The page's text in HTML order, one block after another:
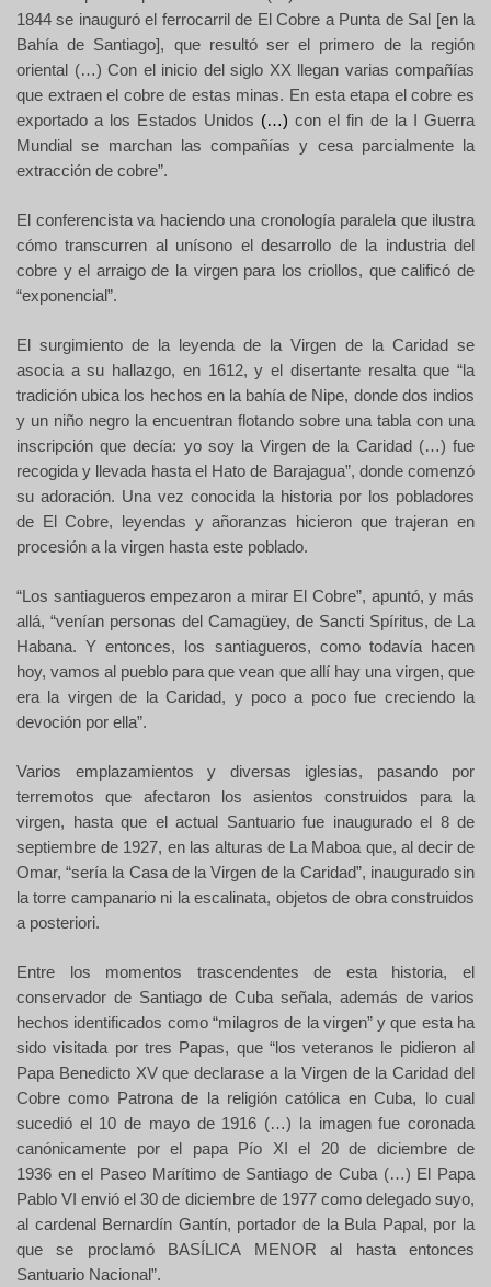
1844 se inauguró el ferrocarril de El Cobre a Punta de Sal [en la
Bahía de Santiago], que resultó ser el primero de la región
oriental (…) Con el inicio del siglo XX llegan varias compañías
que extraen el cobre de estas minas. En esta etapa el cobre es
exportado a los Estados Unidos (…)con el fin de la I Guerra
Mundial se marchan las compañías y cesa parcialmente la
extracción de cobre”.
El conferencista va haciendo una cronología paralela que ilustra
cómo transcurren al unísono el desarrollo de la industria del
cobre y el arraigo de la virgen para los criollos, que calificó de
“exponencial”.
El surgimiento de la leyenda de la Virgen de la Caridad se
asocia a su hallazgo, en 1612, y el disertante resalta que “la
tradición ubica los hechos en la bahía de Nipe, donde dos indios
y un niño negro la encuentran flotando sobre una tabla con una
inscripción que decía: yo soy la Virgen de la Caridad (…) fue
recogida y llevada hasta el Hato de Barajagua”, donde comenzó
su adoración. Una vez conocida la historia por los pobladores
de El Cobre, leyendas y añoranzas hicieron que trajeran en
procesión a la virgen hasta este poblado.
“Los santiagueros empezaron a mirar El Cobre”, apuntó, y más
allá, “venían personas del Camagüey, de Sancti Spíritus, de La
Habana. Y entonces, los santiagueros, como todavía hacen
hoy, vamos al pueblo para que vean que allí hay una virgen, que
era la virgen de la Caridad, y poco a poco fue creciendo la
devoción por ella”.
Varios emplazamientos y diversas iglesias, pasando por
terremotos que afectaron los asientos construidos para la
virgen, hasta que el actual Santuario fue inaugurado el 8 de
septiembre de 1927, en las alturas de La Maboa que, al decir de
Omar, “sería la Casa de la Virgen de la Caridad”, inaugurado sin
la torre campanario ni la escalinata, objetos de obra construidos
a posteriori.
Entre los momentos trascendentes de esta historia, el
conservador de Santiago de Cuba señala, además de varios
hechos identificados como “milagros de la virgen”y que esta ha
sido visitada por tres Papas, que “los veteranos le pidieron al
Papa Benedicto XV que declarase a la Virgen de la Caridad del
Cobre como Patrona de la religión católica enCuba, lo cual
sucedió el 10 de mayo de 1916 (…) la imagen fue coronada
canónicamente por el papa Pío XI el 20 de diciembre de
1936 en el Paseo Marítimo de Santiago de Cuba (…) El Papa
Pablo VI envió el 30 de diciembre de 1977 como delegado suyo,
al cardenal Bernardín Gantín, portador de la Bula Papal, por la
que se proclamó BASÍLICA MENOR al hasta entonces
Santuario Nacional”.